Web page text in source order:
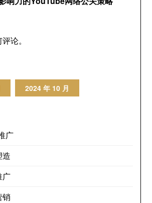
论。
2024 年 10 月
广
造
广
销